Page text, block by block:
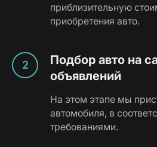
приблизительную
приобретения авто.
Подбор авто на
объявлений
На этом этапе мы
автомобиля, в
требованиями.